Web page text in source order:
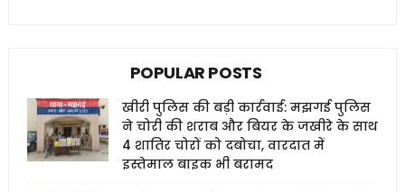
POPULAR POSTS
खीरी पुलिस की बड़ी कार्रवाई: मझगई पुलिस
ने चोरी की शराब और बियर के जखीरे के साथ
4 शातिर चोरों को दबोचा, वारदात में
इस्तेमाल बाइक भी बरामद